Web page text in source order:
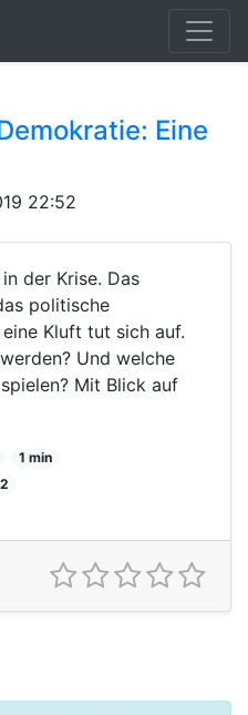
Eine
22:52
der Krise. Das
politische
Kluft tut sich auf.
Und welche
Mit Blick auf
1 min